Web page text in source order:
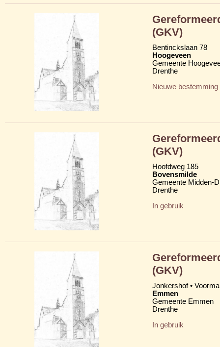
(GKV)
Bentinckslaan 78
Hoogeveen
Gemeente
Drenthe
Nieuwe bestemming
(GKV)
Hoofdweg 185
Bovensmilde
Gemeente Midden-
Drenthe
In gebruik
(GKV)
Jonkershof •
Emmen
Gemeente Emmen
Drenthe
In gebruik